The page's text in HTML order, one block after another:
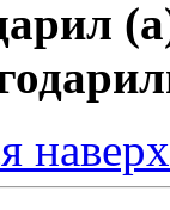
наверх